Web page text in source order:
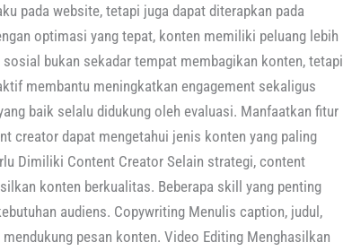
pada website, tetapi juga dapat diterapkan pada
optimasi yang tepat, konten memiliki peluang lebih
bukan sekadar tempat membagikan konten, tetapi
membantu meningkatkan engagement sekaligus
baik selalu didukung oleh evaluasi. Manfaatkan fitur
creator dapat mengetahui jenis konten yang paling
Dimiliki Content Creator Selain strategi, content
konten berkualitas. Beberapa skill yang penting
audiens. Copywriting Menulis caption, judul,
pesan konten. Video Editing Menghasilkan